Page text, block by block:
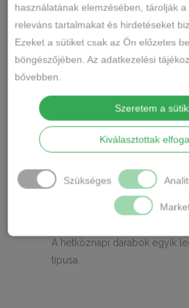
CÍMKÉK Pamut
féltanga
Márka:Hana
MEGOSZTÁS
LEÍRÁS
TOVÁBBI
Anyaga:95% pamut,5% elastan
Ápolás: Gépben mosható.
A hétköznapi darabok egyik
típusa.
használatának elemzésében, tárolják
releváns tartalmakat és hirdetéseket
Ezeket a sütiket csak az Ön előzetes
böngészőjében. Az adatkezelési
bővebben.
Szeretem a
Kiválasztottak
Szükséges